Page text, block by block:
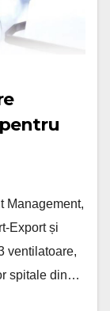
Management,
Export și
ventilatoare,
spitale din…